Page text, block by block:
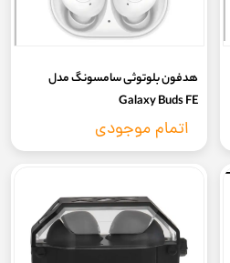
هدفون بلوتوثی سامسونگ مدل
Galaxy Buds FE
اتمام موجودی